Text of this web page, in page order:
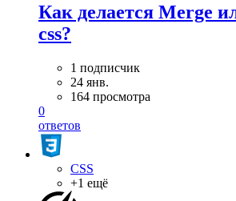
Как делается Merge
css?
1 подписчик
24 янв.
164 просмотра
0
ответов
CSS
+1 ещё